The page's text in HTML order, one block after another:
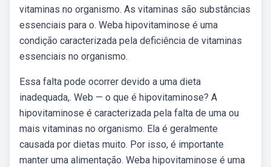
vitaminas no organismo. As vitaminas são substâncias
essenciais para o. Weba hipovitaminose é uma
condição caracterizada pela deficiência de vitaminas
essenciais no organismo.
Essa falta pode ocorrer devido a uma dieta
inadequada,. Web — o que é hipovitaminose? A
hipovitaminose é caracterizada pela falta de uma ou
mais vitaminas no organismo. Ela é geralmente
causada por dietas muito. Por isso, é importante
manter uma alimentação. Weba hipovitaminose é uma